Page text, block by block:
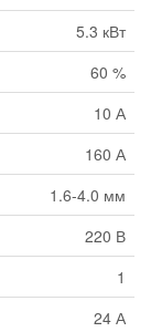
5.3 кВт
60 %
10 А
160 А
1.6-4.0 мм
220 В
1
24 А